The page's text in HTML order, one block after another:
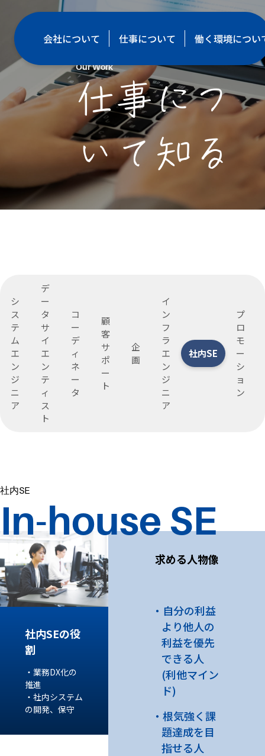
会社について 仕事について 働く環境につい
Our Work
仕事につ
いて知る
シ
ス
テ
ム
エ
ン
ジ
ニ
ア
デ
ー
タ
サ
イ
エ
ン
テ
ィ
ス
ト
コ
ー
デ
ィ
ネ
ー
タ
顧
客
サ
ポ
ー
ト
企
画
イ
ン
フ
ラ
エ
ン
ジ
ニ
ア
社内SE
プ
ロ
モ
ー
シ
ョ
ン
社内SE
In-house SE
社内SEの役
割
・業務DX化の
推進
・社内システム
の開発、保守
求める人物像
自分の利益
より他人の
利益を優先
できる人
(利他マイン
ド)
根気強く課
題達成を目
指せる人